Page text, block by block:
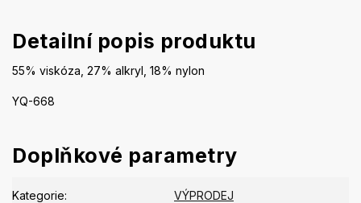
Detailní popis produktu
55% viskóza, 27% alkryl, 18% nylon
YQ-668
Doplňkové parametry
Kategorie: VÝPRODEJ